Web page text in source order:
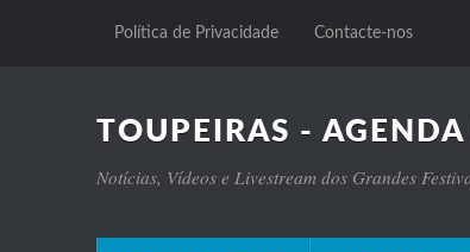
Política de Privacidade Contacte-nos
TOUPEIRAS -
Notícias, Vídeos e Livestream dos Grandes